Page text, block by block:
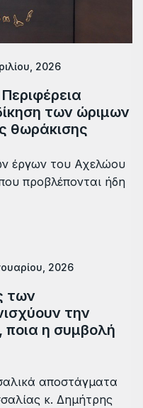
2026
των ώριμων
θωράκισης
έργων του Αχελώου
προβλέπονται ήδη
2026
των
την
η συμβολή
αποστάγματα
κ. Δημήτρης